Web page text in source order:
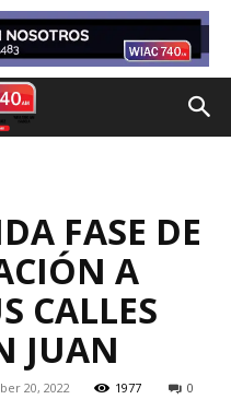
FASE DE
A
CALLES
JUAN
20, 2022 1977 0